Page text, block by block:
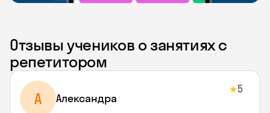
Отзывы учеников о занятиях с
репетитором
A Aлександра
★5